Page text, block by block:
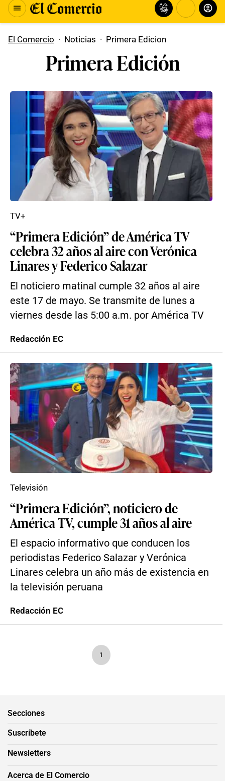
El Comercio · Noticias · Primera Edicion
Primera Edición
“Primera Edición” de América TV
celebra 32 años al aire con Verónica
Linares y Federico Salazar
El noticiero matinal cumple 32 años al aire
este 17 de mayo. Se transmite de lunes a
viernes desde las 5:00 a.m. por América TV
TV+
Redacción EC
“Primera Edición”, noticiero de
América TV, cumple 31 años al aire
El espacio informativo que conducen los
periodistas Federico Salazar y Verónica
Linares celebra un año más de existencia en
la televisión peruana
Televisión
Redacción EC
1
Secciones
Suscríbete
Newsletters
Acerca de El Comercio